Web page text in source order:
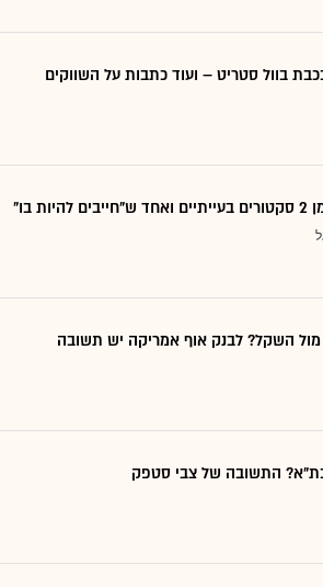
בוול סטריט – ועוד כתבות על השווקים
השקל? לבנק אוף אמריקה יש תשובה
בת"א? התשובה של צבי סטפק